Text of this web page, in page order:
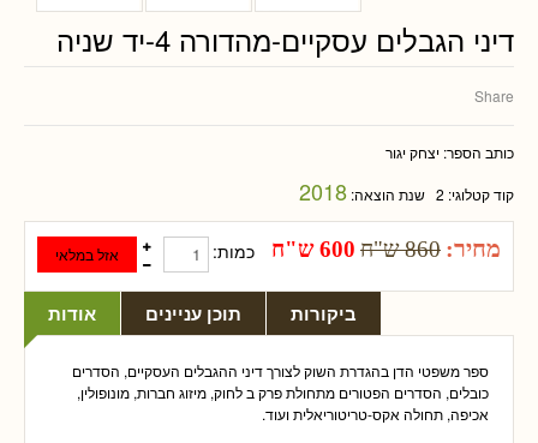
דיני הגבלים עסקיים-מהדורה 4-יד שניה
Share
כותב הספר: יצחק יגור
קוד קטלוגי: 2 שנת הוצאה: 2018
מחיר: 860 ש"ח 600 ש"ח כמות:
אודות תוכן עניינים ביקורות
ספר משפטי הדן בהגדרת השוק לצורךדיני ההגבלים העסקיים, הסדרים
כובלים, הסדרים הפטורים מתחולת פרק ב לחוק, מיזוג חברות, מונופולין,
אכיפה, תחולה אקס-טריטוריאלית ועוד.